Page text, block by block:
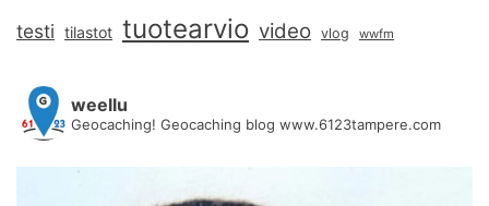
testi tilastot tuotearvio video vlog wwfm
weellu
Geocaching! Geocaching blog www.6123tampere.com